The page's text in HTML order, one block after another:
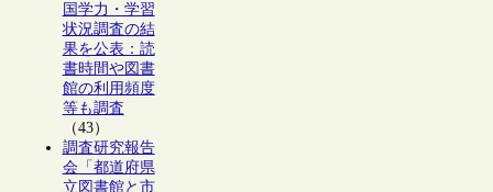
国学力・学習
状況調査の結
果を公表：読
書時間や図書
館の利用頻度
等も調査
（43）
調査研究報告
会「都道府県
立図書館と市